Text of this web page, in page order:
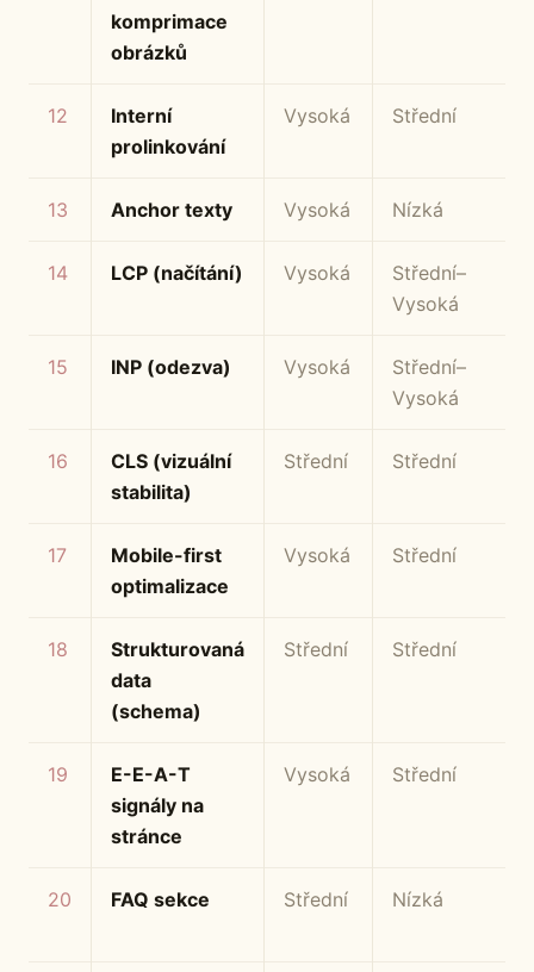
komprimace
obrázků
12
Interní
prolinkování
Vysoká Střední
13 Anchor texty Vysoká Nízká
14 LCP (načítání) Vysoká
Střední–
Vysoká
15 INP (odezva) Vysoká
Střední–
Vysoká
16
CLS (vizuální
stabilita)
Střední Střední
17
Mobile-first
optimalizace
Vysoká Střední
18
Strukturovaná
data
(schema)
Střední Střední
19
E-E-A-T
signály na
stránce
Vysoká Střední
20 FAQ sekce Střední Nízká